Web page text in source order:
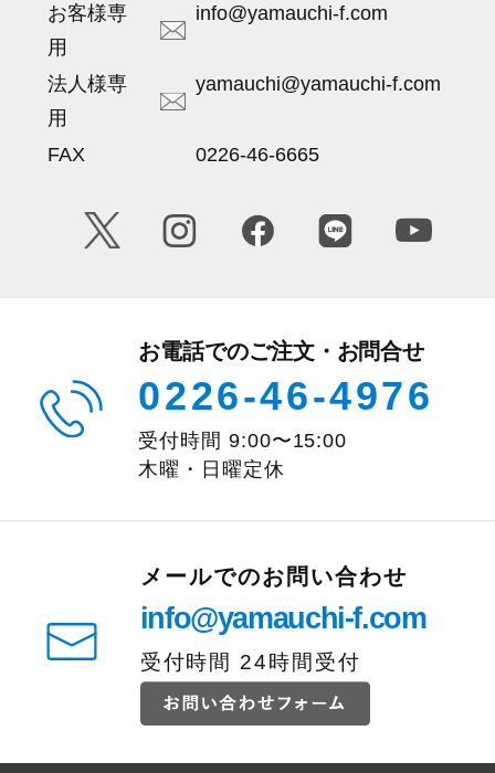
お客様専
用
info@yamauchi-f.com
法人様専
用
yamauchi@yamauchi-f.com
FAX 0226-46-6665
お電話でのご注文・お問合せ
0226-46-4976
受付時間 9:00〜15:00
木曜・日曜定休
メールでのお問い合わせ
info@yamauchi-f.com
受付時間 24時間受付